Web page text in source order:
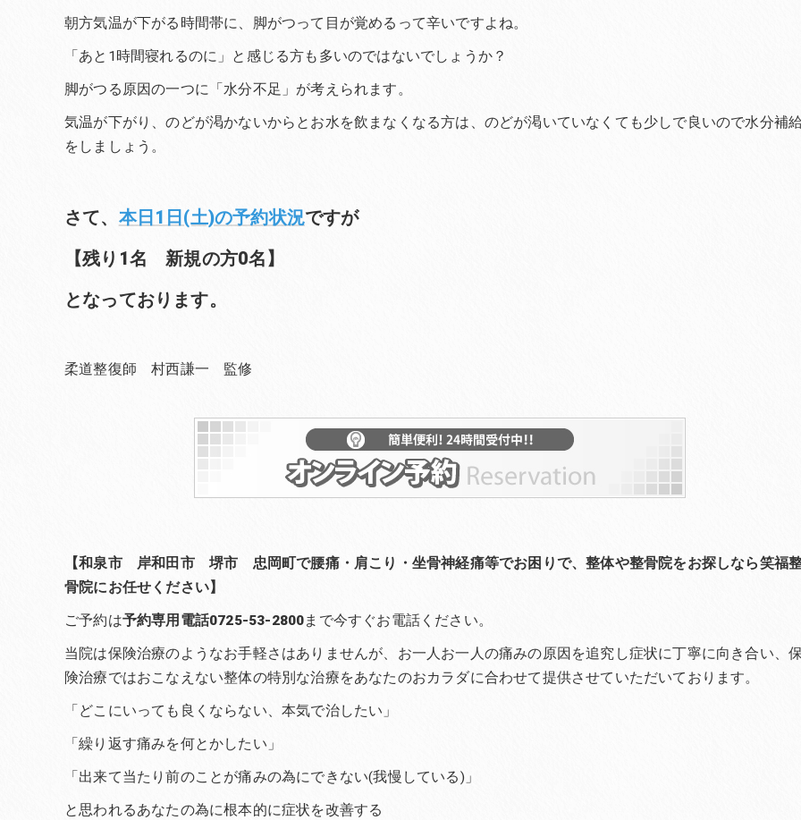
朝方気温が下がる時間帯に、脚がつって目が覚めるって辛いですよね。
「あと1時間寝れるのに」と感じる方も多いのではないでしょうか？
脚がつる原因の一つに「水分不足」が考えられます。
気温が下がり、のどが渇かないからとお水を飲まなくなる方は、のどが渇いていなくても少しで良いので水分補
をしましょう。
さて、 本日1日(土)の予約状況ですが
【残り1名 新規の方0名】
となっております。
柔道整復師 村西謙一 監修
【和泉市 岸和田市 堺市 忠岡町で腰痛・肩こり・坐骨神経痛等でお困りで、整体や整骨院をお探しなら笑福
骨院にお任せください】
ご予約は予約専用電話0725-53-2800まで今すぐお電話ください。
当院は保険治療のようなお手軽さはありませんが、お一人お一人の痛みの原因を追究し症状に丁寧に向き合い、
険治療ではおこなえない整体の特別な治療をあなたのおカラダに合わせて提供させていただいております。
「どこにいっても良くならない、本気で治したい」
「繰り返す痛みを何とかしたい」
「出来て当たり前のことが痛みの為にできない(我慢している)」
と思われるあなたの為に根本的に症状を改善する